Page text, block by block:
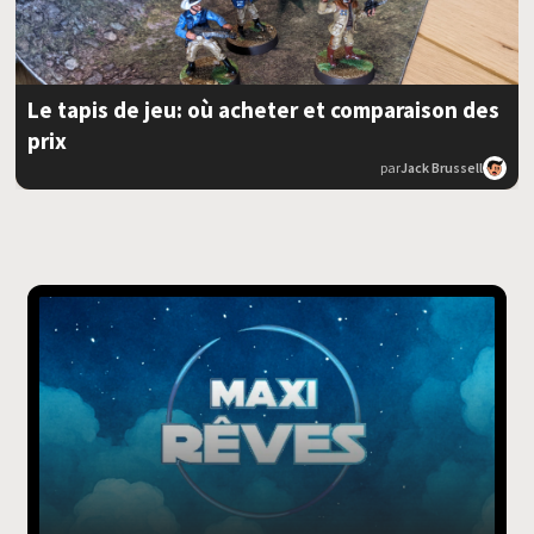
Le tapis de jeu: où acheter et comparaison des
prix
parJack Brussell